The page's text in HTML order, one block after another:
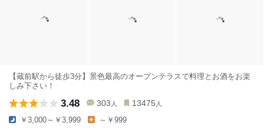
【蔵前駅から徒歩3分】景色最高のオープンテラスで料理とお酒をお楽
しみ下さい！
3.48 303 人 13475 人
￥3,000～￥3,999 ～￥999